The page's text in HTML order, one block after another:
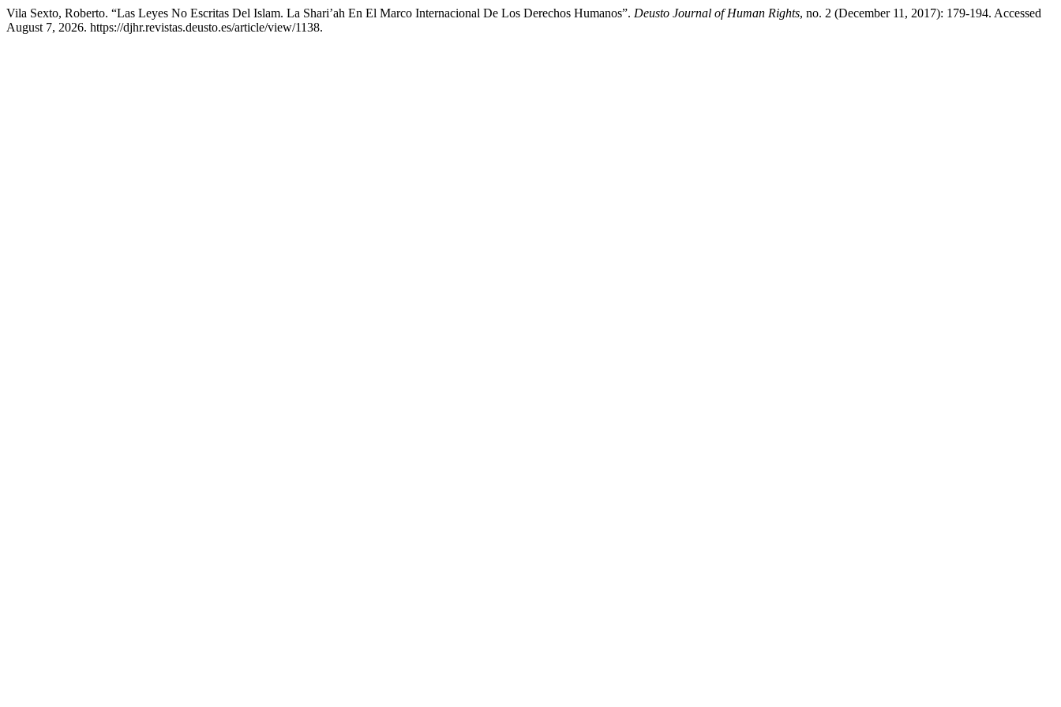
Vila Sexto, Roberto. “Las Leyes No Escritas Del Islam. La Shari’ah En El Marco Internacional De Los Derechos Humanos”. Deusto Journal of Human Rights, no. 2 (December 11, 2017): 179-194. Accessed
August 7, 2026. https://djhr.revistas.deusto.es/article/view/1138.